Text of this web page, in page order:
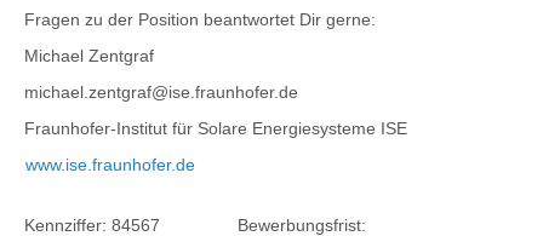
Fragen zu der Position beantwortet Dir gerne:
Michael Zentgraf
michael.zentgraf@ise.fraunhofer.de
Fraunhofer-Institut für Solare Energiesysteme ISE
www.ise.fraunhofer.de
Kennziffer: 84567 Bewerbungsfrist: